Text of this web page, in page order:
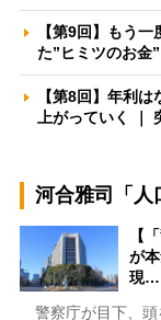
【第9回】もう
た”ヒミツのお金
【第8回】年利
上がっていく ｜
河合雅司「人
【
が
現…
警察庁が目下、頭